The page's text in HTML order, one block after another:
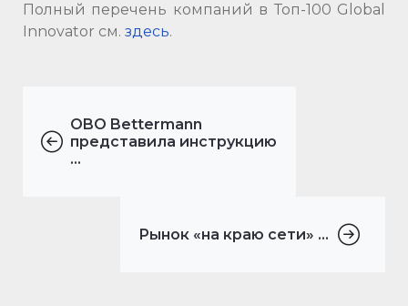
Полный перечень компаний в Топ-100 Global
Innovator см. здесь.
OBO Bettermann
представила инструкцию
...
Рынок «на краю сети» ...